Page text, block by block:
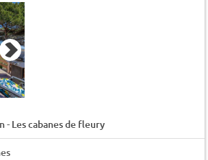
- Les cabanes de fleury